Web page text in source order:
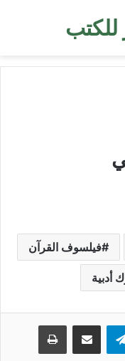
فيلسوف القرآن
أدبية
تيلقرام مشاركة عبر البريد طباعة